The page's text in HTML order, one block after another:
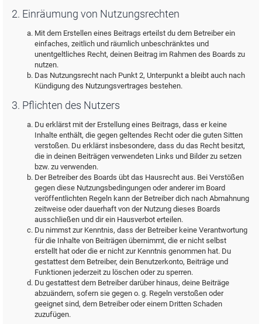
2. Einräumung von Nutzungsrechten
Mit dem Erstellen eines Beitrags erteilst du dem Betreiber ein
einfaches, zeitlich und räumlich unbeschränktes und
unentgeltliches Recht, deinen Beitrag im Rahmen des Boards zu
nutzen.
Das Nutzungsrecht nach Punkt 2, Unterpunkt a bleibt auch nach
Kündigung des Nutzungsvertrages bestehen.
3. Pflichten des Nutzers
Du erklärst mit der Erstellung eines Beitrags, dass er keine
Inhalte enthält, die gegen geltendes Recht oder die guten Sitten
verstoßen. Du erklärst insbesondere, dass du das Recht besitzt,
die in deinen Beiträgen verwendeten Links und Bilder zu setzen
bzw. zu verwenden.
Der Betreiber des Boards übt das Hausrecht aus. Bei Verstößen
gegen diese Nutzungsbedingungen oder anderer im Board
veröffentlichten Regeln kann der Betreiber dich nach Abmahnung
zeitweise oder dauerhaft von der Nutzung dieses Boards
ausschließen und dir ein Hausverbot erteilen.
Du nimmst zur Kenntnis, dass der Betreiber keine Verantwortung
für die Inhalte von Beiträgen übernimmt, die er nicht selbst
erstellt hat oder die er nicht zur Kenntnis genommen hat. Du
gestattest dem Betreiber, dein Benutzerkonto, Beiträge und
Funktionen jederzeit zu löschen oder zu sperren.
Du gestattest dem Betreiber darüber hinaus, deine Beiträge
abzuändern, sofern sie gegen o. g. Regeln verstoßen oder
geeignet sind, dem Betreiber oder einem Dritten Schaden
zuzufügen.